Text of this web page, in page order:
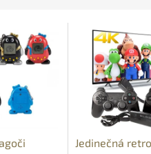
Jedinečná